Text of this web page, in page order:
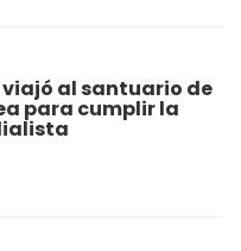
viajó al santuario de
para cumplir la